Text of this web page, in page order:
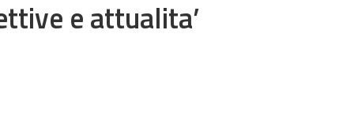
e attualita’